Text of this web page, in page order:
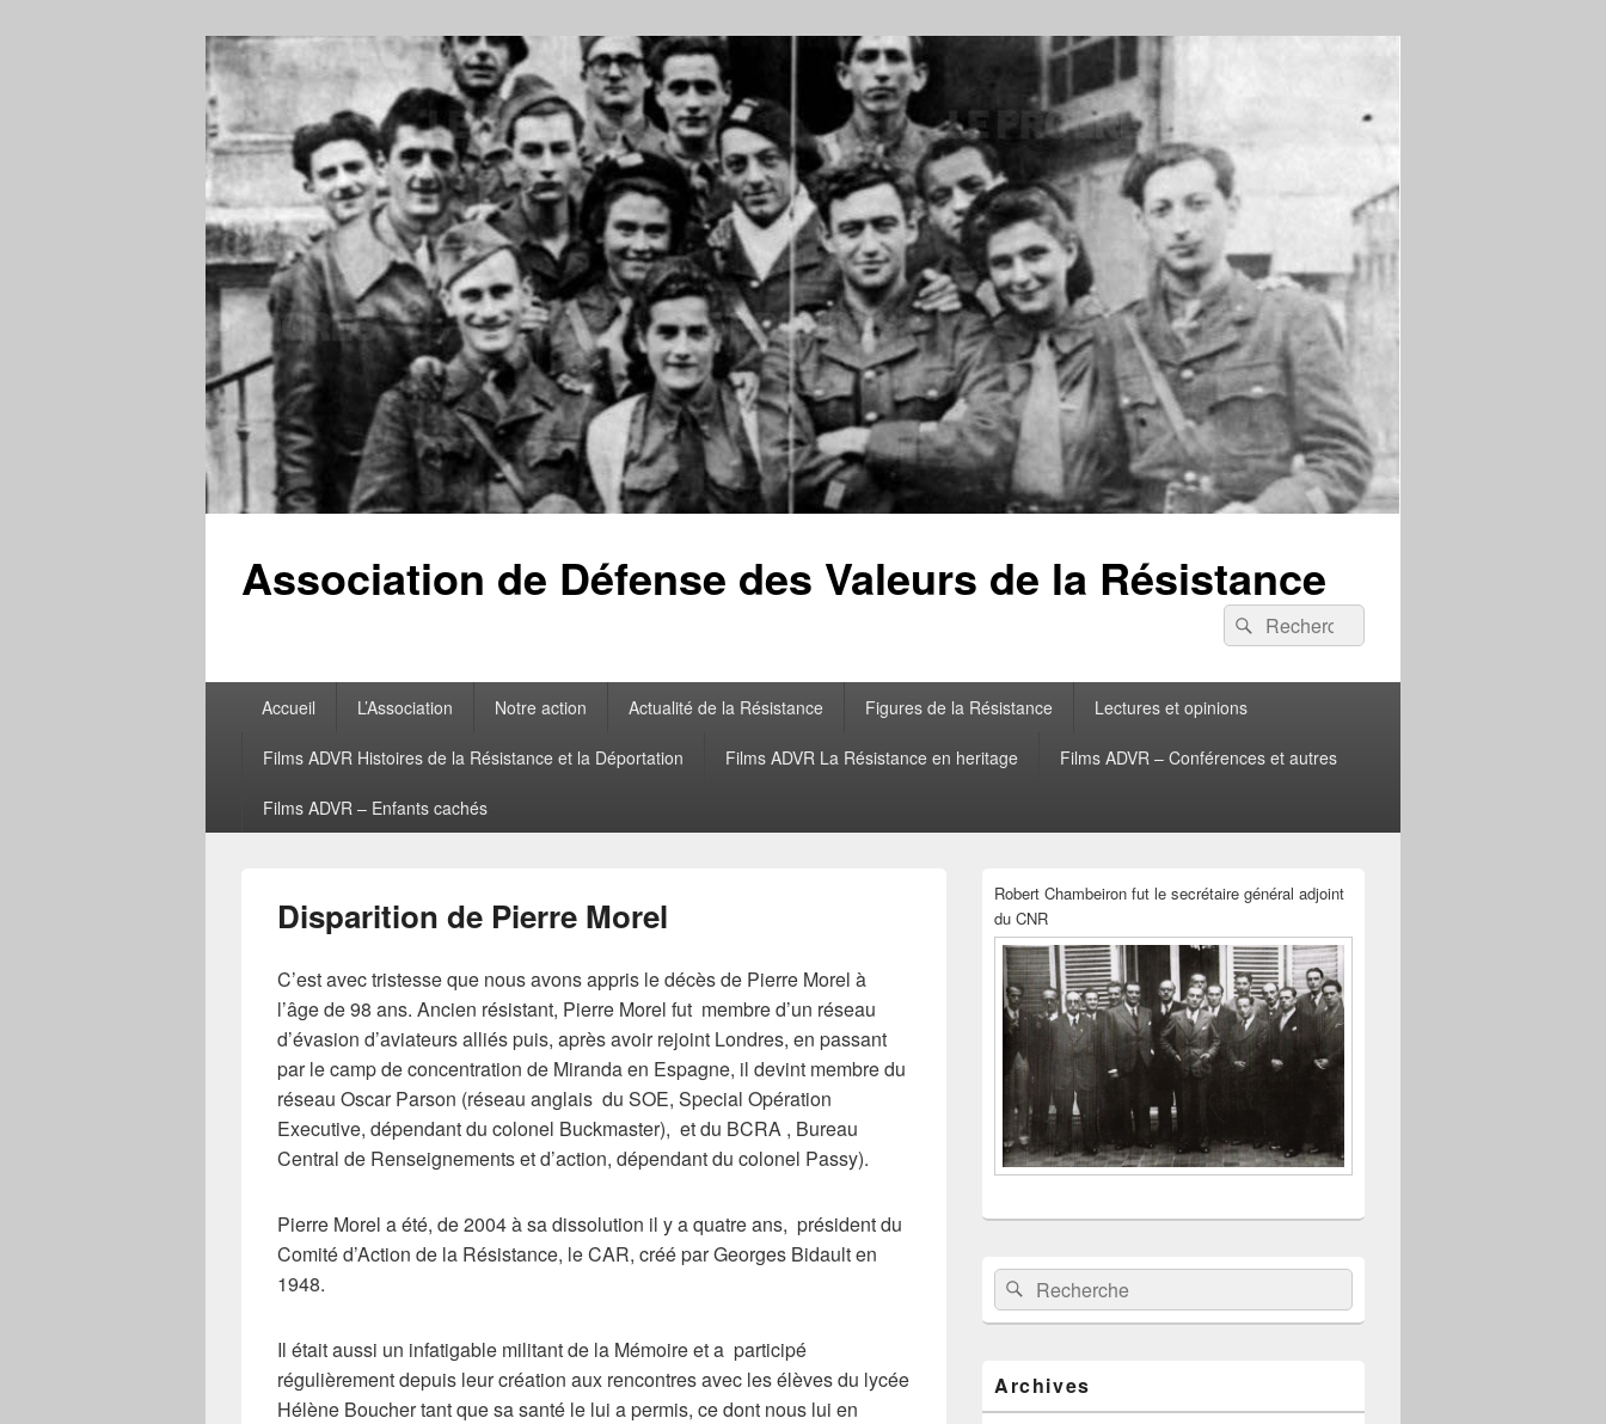
Association de Défense des Valeurs de la Résistance
Recherche :
Rechercher
principalAccueil L’Association Notre action Actualité de la Résistance Figures de la Résistance Lectures et opinions
Films ADVR Histoires de la Résistance et la Déportation Films ADVR La Résistance en heritage Films ADVR – Conférences et autres
Films ADVR – Enfants cachés
Disparition de Pierre Morel
C’est avec tristesse que nous avons appris le décès de Pierre Morel à
l’âge de 98 ans. Ancien résistant, Pierre Morel fut membre d’un réseau
d’évasion d’aviateurs alliés puis, après avoir rejoint Londres, en passant
par le camp de concentration de Miranda en Espagne, il devint membre du
réseau Oscar Parson (réseau anglais du SOE, Special Opération
Executive, dépendant du colonel Buckmaster), et du BCRA , Bureau
Central de Renseignements et d’action, dépendant du colonel Passy).
Pierre Morel a été, de 2004 à sa dissolution il y a quatre ans, président du
Comité d’Action de la Résistance, le CAR, créé par Georges Bidault en
1948.
Il était aussi un infatigable militant de la Mémoire et a participé
régulièrement depuis leur création aux rencontres avec les élèves du lycée
Hélène Boucher tant que sa santé le lui a permis, ce dont nous lui en
principale
de
widget
pour
barre
latérale
Robert Chambeiron fut le secrétaire général adjoint
du CNR
Recherche :Rechercher
Archives